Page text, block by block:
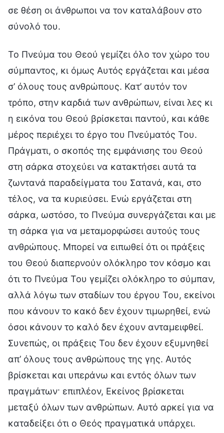
σε θέση οι άνθρωποι να τον καταλάβουν στο
σύνολό του.
Το Πνεύμα του Θεού γεμίζει όλο τον χώρο του
σύμπαντος, κι όμως Αυτός εργάζεται και μέσα
σ’ όλους τους ανθρώπους. Κατ’ αυτόν τον
τρόπο, στην καρδιά των ανθρώπων, είναι λες κι
η εικόνα του Θεού βρίσκεται παντού, και κάθε
μέρος περιέχει το έργο του Πνεύματός Του.
Πράγματι, ο σκοπός της εμφάνισης του Θεού
στη σάρκα στοχεύει να κατακτήσει αυτά τα
ζωντανά παραδείγματα του Σατανά, και, στο
τέλος, να τα κυριεύσει. Ενώ εργάζεται στη
σάρκα, ωστόσο, το Πνεύμα συνεργάζεται και με
τη σάρκα για να μεταμορφώσει αυτούς τους
ανθρώπους. Μπορεί να ειπωθεί ότι οι πράξεις
του Θεού διαπερνούν ολόκληρο τον κόσμο και
ότι το Πνεύμα Του γεμίζει ολόκληρο το σύμπαν,
αλλά λόγω των σταδίων του έργου Του, εκείνοι
που κάνουν το κακό δεν έχουν τιμωρηθεί, ενώ
όσοι κάνουν το καλό δεν έχουν ανταμειφθεί.
Συνεπώς, οι πράξεις Του δεν έχουν εξυμνηθεί
απ’ όλους τους ανθρώπους της γης. Αυτός
βρίσκεται και υπεράνω και εντός όλων των
πραγμάτων· επιπλέον, Εκείνος βρίσκεται
μεταξύ όλων των ανθρώπων. Αυτό αρκεί για να
καταδείξει ότι ο Θεός πραγματικά υπάρχει.